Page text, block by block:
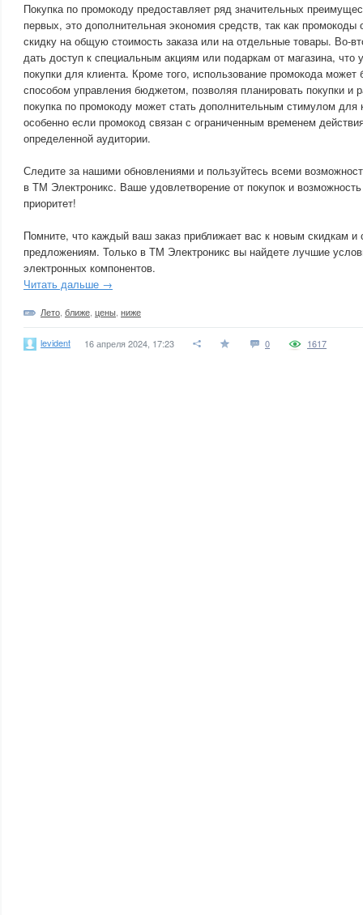
Покупка по промокоду предоставляет ряд значительных
первых, это дополнительная экономия средств, так как
скидку на общую стоимость заказа или на отдельные товары. Во-
дать доступ к специальным акциям или подаркам от магазина, что
покупки для клиента. Кроме того, использование промокода
способом управления бюджетом, позволяя планировать покупки и
покупка по промокоду может стать дополнительным стимулом для
особенно если промокод связан с ограниченным временем
определенной аудитории.
Следите за нашими обновлениями и пользуйтесь всеми
в ТМ Электроникс. Ваше удовлетворение от покупок и
приоритет!
Помните, что каждый ваш заказ приближает вас к новым скидкам и
предложениям. Только в ТМ Электроникс вы найдете лучшие
электронных компонентов.
Читать дальше →
Лето ближе цены ниже
levident 16 апреля 2024, 17:23 0 1617